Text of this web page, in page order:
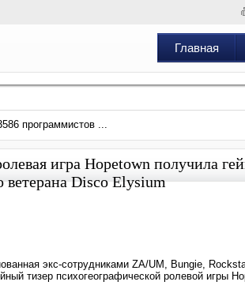
Главная
программистов ...
игра Hopetown получила
ветерана Disco Elysium
экс-сотрудниками ZA/UM, Bungie,
тизер психогеографической ролевой игры